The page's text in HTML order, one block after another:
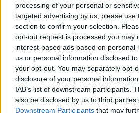
processing of your personal or
targeted advertising by us, please use
section to confirm your selection.
opt-out request is processed you may
interest-based ads based on personal
us or personal information disclosed
your opt-out. You may separately opt-
disclosure of your personal
IAB’s list of downstream participants.
also be disclosed by us to third parties
Downstream Participants that may
🪐🚀 Canciones para Ver